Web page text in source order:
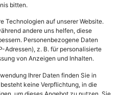
bitten.
Technologien auf unserer Website.
andere uns helfen, diese
Personenbezogene Daten
Adressen), z. B. für personalisierte
von Anzeigen und Inhalten.
Ihrer Daten finden Sie in
besteht keine Verpflichtung, in die